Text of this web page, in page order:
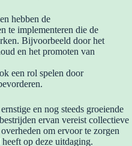
hebben de
te implementeren die de
Bijvoorbeeld door het
en het promoten van
een rol spelen door
en nog steeds groeiende
ervan vereist collectieve
om ervoor te zorgen
op deze uitdaging.